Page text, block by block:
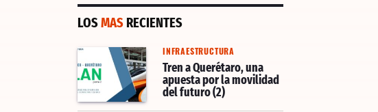
LOSMAS RECIENTES
INFRAESTRUCTURA
Tren a Querétaro, una
apuesta por la movilidad
del futuro (2)